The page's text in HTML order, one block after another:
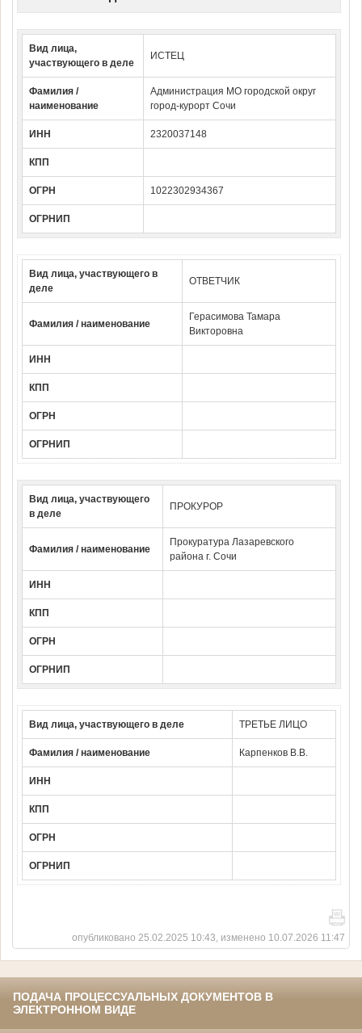
Вид лица,
участвующего в деле
ИСТЕЦ
Фамилия /
наименование
Администрация МО городской округ
город-курорт Сочи
ИНН 2320037148
КПП
ОГРН 1022302934367
ОГРНИП
Вид лица, участвующего в
деле
ОТВЕТЧИК
Фамилия / наименование
Герасимова Тамара
Викторовна
ИНН
КПП
ОГРН
ОГРНИП
Вид лица, участвующего
в деле
ПРОКУРОР
Фамилия / наименование
Прокуратура Лазаревского
района г. Сочи
ИНН
КПП
ОГРН
ОГРНИП
Вид лица, участвующего в деле ТРЕТЬЕ ЛИЦО
Фамилия / наименование Карпенков В.В.
ИНН
КПП
ОГРН
ОГРНИП
опубликовано 25.02.2025 10:43, изменено 10.07.2026 11:47
ПОДАЧА ПРОЦЕССУАЛЬНЫХ ДОКУМЕНТОВ В
ЭЛЕКТРОННОМ ВИДЕ